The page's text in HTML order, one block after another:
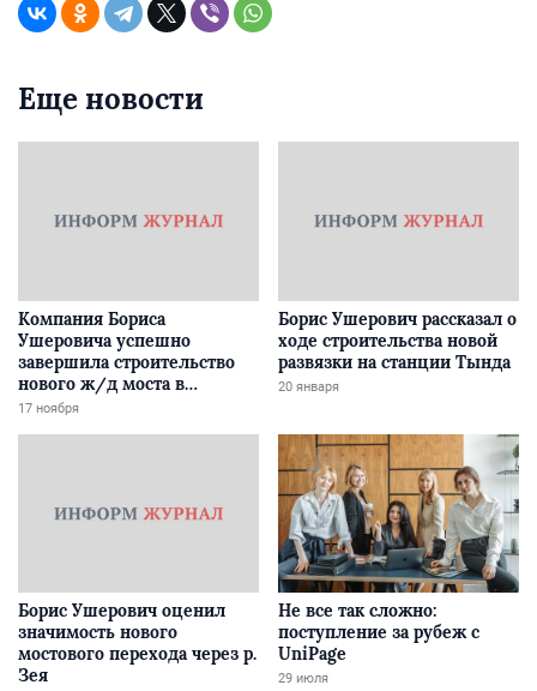
Еще новости
Компания Бориса
Ушеровича успешно
завершила строительство
нового ж/д моста в
Забайкалье
17 ноября
Борис Ушерович рассказал о
ходе строительства новой
развязки на станции Тында
20 января
Борис Ушерович оценил
значимость нового
мостового перехода через р.
Зея
Не все так сложно:
поступление за рубеж с
UniPage
29 июля